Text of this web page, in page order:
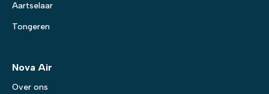
Aartselaar
Tongeren
Nova Air
Over ons